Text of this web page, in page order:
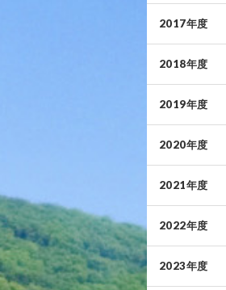
2017年度
2018年度
2019年度
2020年度
2021年度
2022年度
2023年度